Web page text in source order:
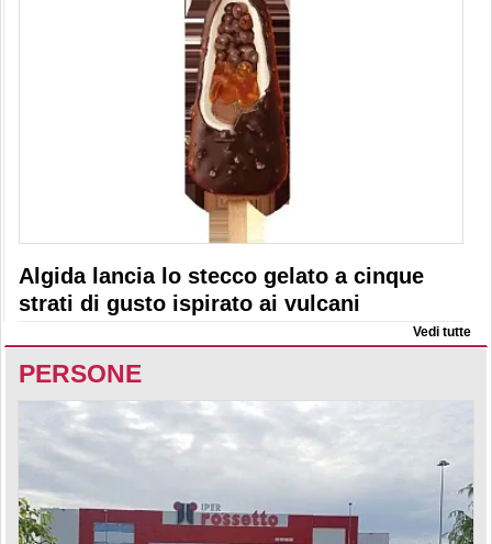
Algida lancia lo stecco gelato a cinque
strati di gusto ispirato ai vulcani
Vedi tutte
PERSONE